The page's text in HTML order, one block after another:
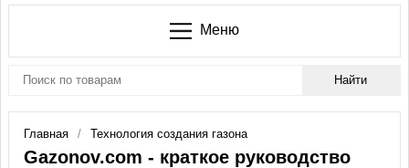
Меню
Главная Технология создания газона
Gazonov.com - краткое руководство